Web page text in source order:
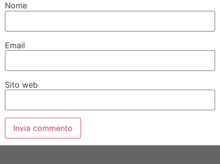
Nome
Email
Sito web